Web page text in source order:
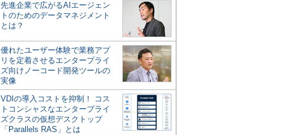
先進企業で広がるAIエージェン
トのためのデータマネジメント
とは？
優れたユーザー体験で業務アプ
リを定着させるエンタープライ
ズ向けノーコード開発ツールの
実像
VDIの導入コストを抑制！ コス
トコンシャスなエンタープライ
ズクラスの仮想デスクトップ
「Parallels RAS」とは